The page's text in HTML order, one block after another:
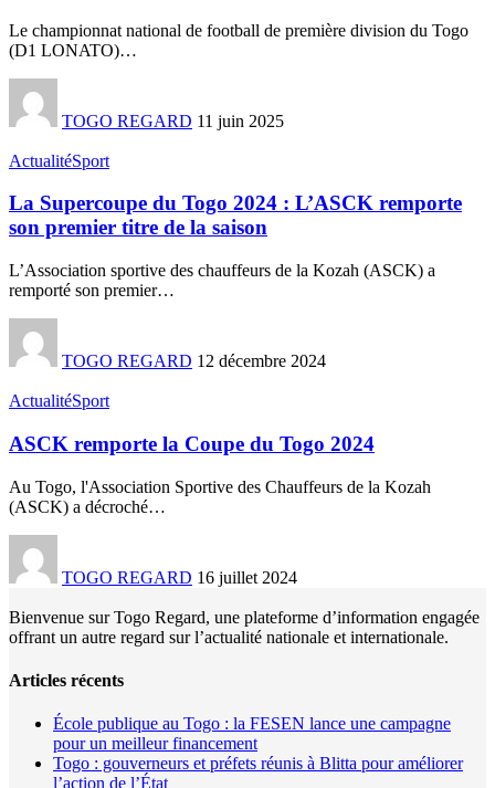
Le championnat national de football de première division du Togo
(D1 LONATO)…
TOGO REGARD 11 juin 2025
ActualitéSport
La Supercoupe du Togo 2024 : L’ASCK remporte
son premier titre de la saison
L’Association sportive des chauffeurs de la Kozah (ASCK) a
remporté son premier…
TOGO REGARD 12 décembre 2024
ActualitéSport
ASCK remporte la Coupe du Togo 2024
Au Togo, l'Association Sportive des Chauffeurs de la Kozah
(ASCK) a décroché…
TOGO REGARD 16 juillet 2024
Bienvenue sur Togo Regard, une plateforme d’information engagée
offrant un autre regard sur l’actualité nationale et internationale.
Articles récents
École publique au Togo : la FESEN lance une campagne
pour un meilleur financement
Togo : gouverneurs et préfets réunis à Blitta pour améliorer
l’action de l’État